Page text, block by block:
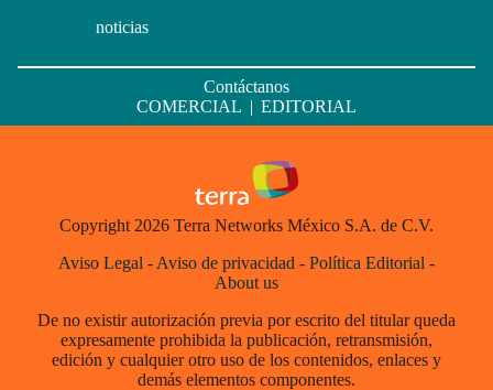
noticias
Contáctanos
COMERCIAL | EDITORIAL
Copyright 2026 Terra Networks México S.A. de C.V.
Aviso Legal - Aviso de privacidad - Política Editorial -
About us
De no existir autorización previa por escrito del titular queda
expresamente prohibida la publicación, retransmisión,
edición y cualquier otro uso de los contenidos, enlaces y
demás elementos componentes.